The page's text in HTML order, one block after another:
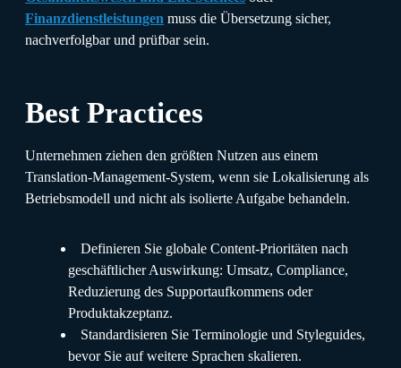
Finanzdienstleistungen muss die Übersetzung sicher,
nachverfolgbar und prüfbar sein.
Best Practices
Unternehmen ziehen den größten Nutzen aus einem
Translation-Management-System, wenn sie Lokalisierung als
Betriebsmodell und nicht als isolierte Aufgabe behandeln.
Definieren Sie globale Content-Prioritäten nach
geschäftlicher Auswirkung: Umsatz, Compliance,
Reduzierung des Supportaufkommens oder
Produktakzeptanz.
Standardisieren Sie Terminologie und Styleguides,
bevor Sie auf weitere Sprachen skalieren.